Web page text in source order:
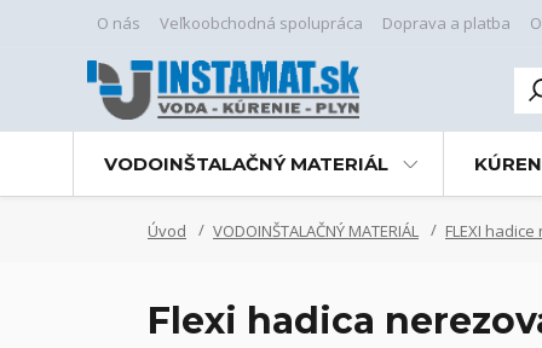
O nás Veľkoobchodná spolupráca Doprava a platba
VODOINŠTALAČNÝ MATERIÁL
Úvod VODOINŠTALAČNÝ MATERIÁL FLEXI
Flexi hadica